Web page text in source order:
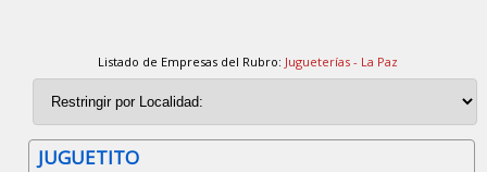
Listado de Empresas del Rubro: Jugueterías - La Paz
JUGUETITO